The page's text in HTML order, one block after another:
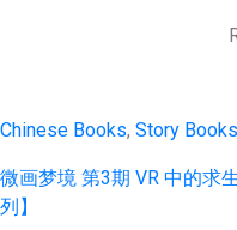
Chinese Books, Story Books
微画梦境 第3期 VR 中的求
列】